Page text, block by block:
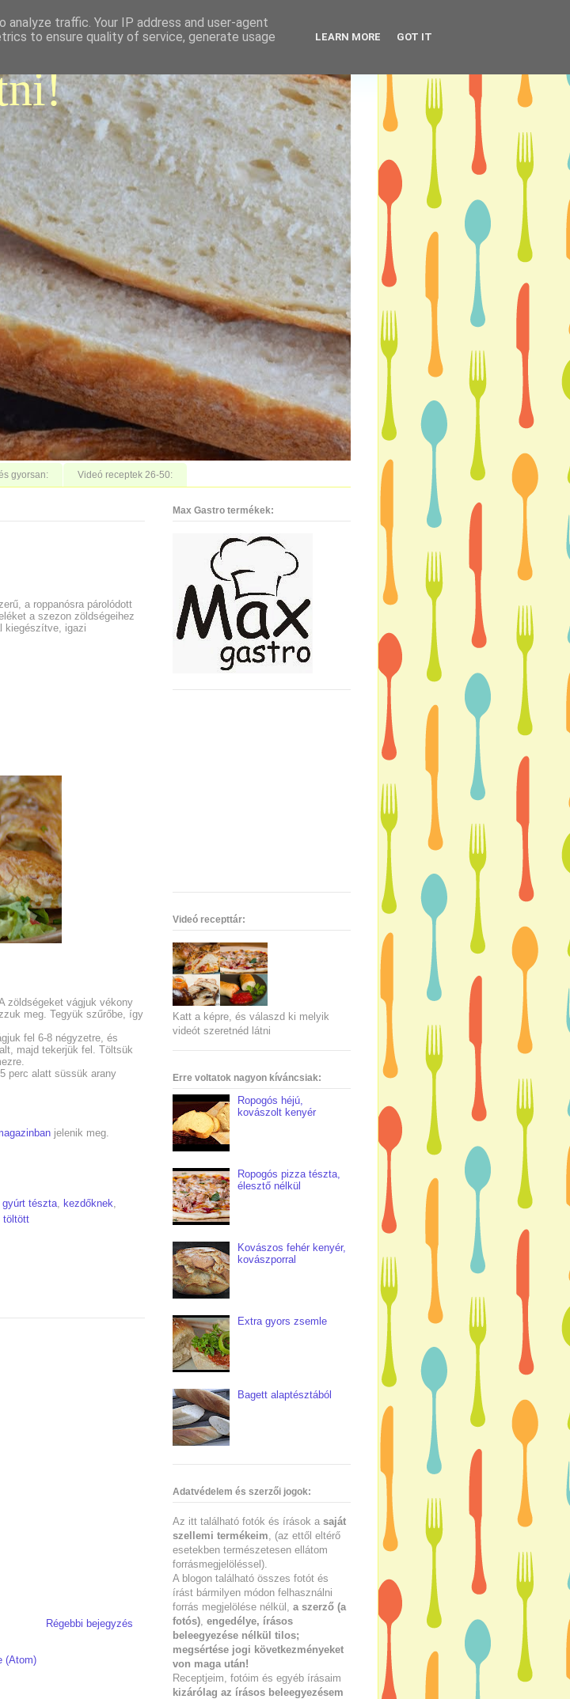
gyorsan: Videó receptek 26-50:
a roppanósra párolódott
a szezon zöldségeihez
kiegészítve, igazi
zöldségeket vágjuk vékony
meg. Tegyük szűrőbe, így
fel 6-8 négyzetre, és
majd tekerjük fel. Töltsük
perc alatt süssük arany
jelenik meg.
gyúrt tészta, kezdőknek,
töltött
Régebbi bejegyzés
(Atom)
Max Gastro termékek:
Videó recepttár:
Katt a képre, és válaszd ki melyik
videót szeretnéd látni
Erre voltatok nagyon kíváncsiak:
Ropogós héjú,
kovászolt kenyér
Ropogós pizza tészta,
élesztő nélkül
Kovászos fehér kenyér,
kovászporral
Extra gyors zsemle
Bagett alaptésztából
Adatvédelem és szerzői jogok:
Az itt található fotók és írások a saját
szellemi termékeim , (az ettől eltérő
esetekben természetesen ellátom
forrásmegjelöléssel).
A blogon található összes fotót és
írást bármilyen módon felhasználni
forrás megjelölése nélkül, a szerző (a
fotós) engedélye, írásos
beleegyezése nélkül tilos;
megsértése jogi következményeket
von maga után!
Receptjeim, fotóim és egyéb írásaim
kizárólag az írásos beleegyezésem
traffic. Your IP address and user-agent
to ensure quality of service, generate usage
LEARN MORE GOT IT